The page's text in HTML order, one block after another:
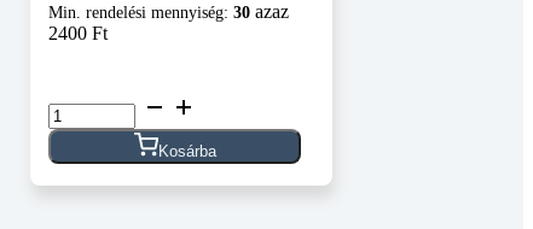
Min. rendelési mennyiség: 30 azaz
2400 Ft
Félgömbfejű
belső
kulcsnyílású
csavar
DIN
Kosárba